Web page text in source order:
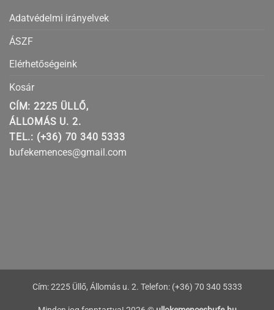
Adatvédelmi irányelvek
ÁSZF
Elérhetőségeink
Kosár
CÍM: 2225 ÜLLŐ,
ÁLLOMÁS U. 2.
TEL.: (+36) 70 340 5333
bufekemences@gmail.com
Cím: 2225 Üllő, Állomás u. 2. Telefon: (+36) 70 340 5333